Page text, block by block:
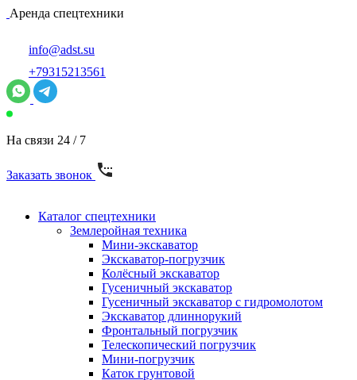
Аренда спецтехники
info@adst.su
+79315213561
На связи 24 / 7
Заказать звонок
Каталог спецтехники
Землеройная техника
Мини-экскаватор
Экскаватор-погрузчик
Колёсный экскаватор
Гусеничный экскаватор
Гусеничный экскаватор с гидромолотом
Экскаватор длиннорукий
Фронтальный погрузчик
Телескопический погрузчик
Мини-погрузчик
Каток грунтовой